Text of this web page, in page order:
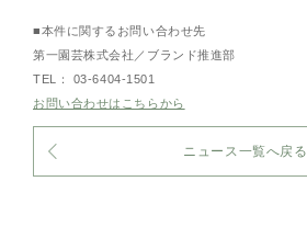
■本件に関するお問い合わせ先
第一園芸株式会社／ブランド推進部
TEL： 03-6404-1501
お問い合わせはこちらから
ニュース一覧へ戻る